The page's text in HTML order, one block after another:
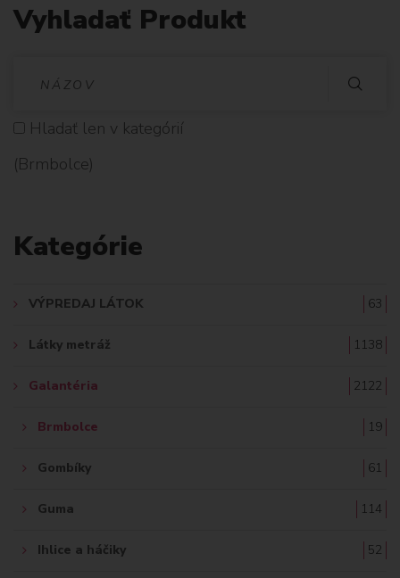
Vyhladať Produkt
D
Hladať len v kategórií
(Brmbolce)
Kategórie
VÝPREDAJ LÁTOK 63
Látky metráž 1138
Galantéria 2122
Brmbolce 19
Gombíky 61
Guma 114
Ihlice a háčiky 52